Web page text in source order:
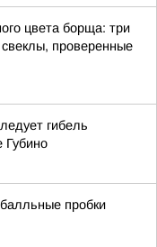
цвета борща: три
проверенные
гибель
Губино
пробки